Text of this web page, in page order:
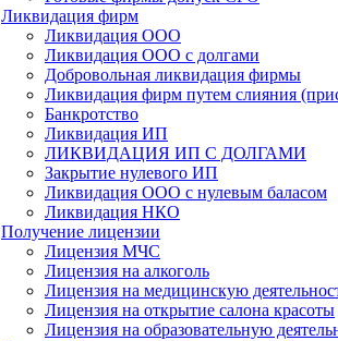
Ликвидация фирм
Ликвидация ООО
Ликвидация ООО с долгами
Добровольная ликвидация фирмы
Ликвидация фирм путем слияния
Банкротство
Ликвидация ИП
ЛИКВИДАЦИЯ ИП С ДОЛГАМИ
Закрытие нулевого ИП
Ликвидация ООО с нулевым баласом
Ликвидация НКО
Получение лицензии
Лицензия МЧС
Лицензия на алкоголь
Лицензия на медицинскую
Лицензия на открытие салона красоты
Лицензия на образовательную